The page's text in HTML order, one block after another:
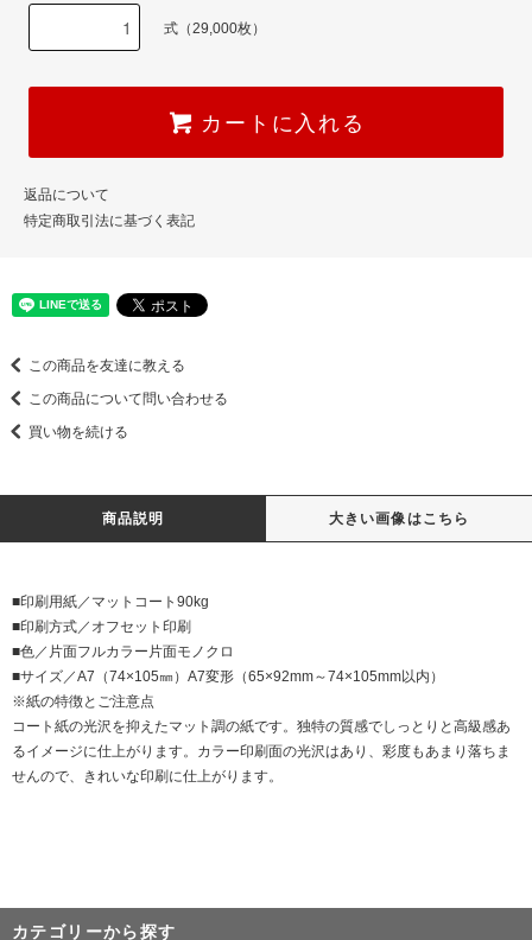
式（29,000枚）
カートに入れる
返品について
特定商取引法に基づく表記
この商品を友達に教える
この商品について問い合わせる
買い物を続ける
商品説明 大きい画像はこちら
■印刷用紙／マットコート90kg
■印刷方式／オフセット印刷
■色／片面フルカラー片面モノクロ
■サイズ／A7（74×105㎜）A7変形（65×92mm～74×105mm以内）
※紙の特徴とご注意点
コート紙の光沢を抑えたマット調の紙です。独特の質感でしっとりと高級感あ
るイメージに仕上がります。カラー印刷面の光沢はあり、彩度もあまり落ちま
せんので、きれいな印刷に仕上がります。
カテゴリーから探す